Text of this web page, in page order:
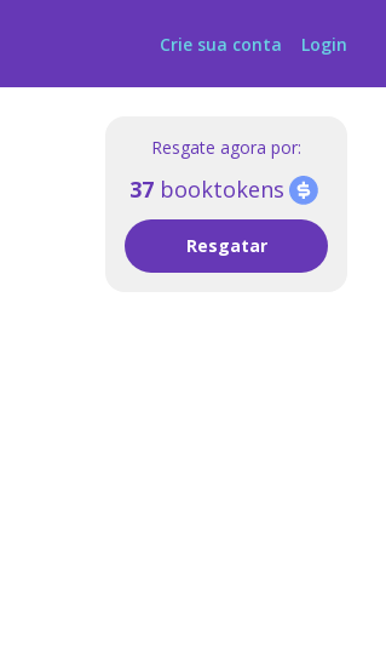
Crie sua conta Login
Resgate agora por:
37 booktokens
Resgatar